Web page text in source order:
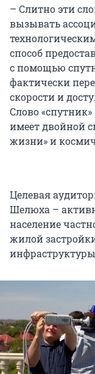
– Слитно эти
вызывать
способ
с помощью
фактически
скорости и
Слово
имеет двойной
жизни» и
Целевая
Шелюха –
население
жилой